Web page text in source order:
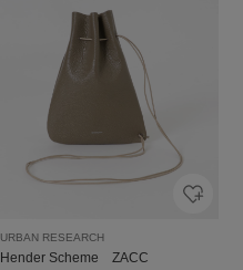
URBAN RESEARCH
Hender Scheme ZACC